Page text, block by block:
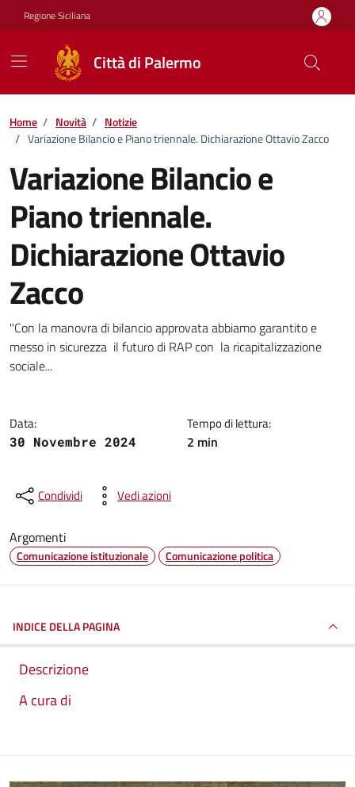
Vai ai contenuti
Vai al footer
Regione Siciliana
Città di Palermo
Home / Novità / Notizie
/ Variazione Bilancio e Piano triennale. Dichiarazione Ottavio Zacco
Variazione Bilancio e
Piano triennale.
Dichiarazione Ottavio
Zacco
Dettagli della notizia
"Con la manovra di bilancio approvata abbiamo garantito e
messo in sicurezza il futuro di RAP con la ricapitalizzazione
sociale...
Data:
30 Novembre 2024
Tempo di lettura:
2 min
Condividi Vedi azioni
Argomenti
Comunicazione istituzionale Comunicazione politica
INDICE DELLA PAGINA
Descrizione
A cura di